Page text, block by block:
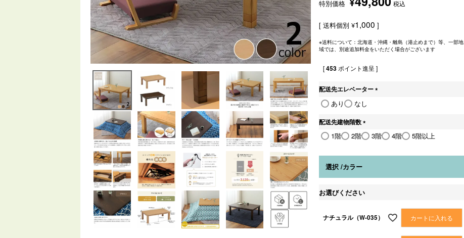
特別価格 税込
送料個別 ¥1,000
※送料について：北海道・沖縄・離島（港止めまで）等、一部地
域では、別途追加料金をいただく場合がございます
[453 ポイント進呈 ]
配送先エレベーター
あり なし
配送先建物階数
(
必
)
1階 2階 3階 4階 5階以上
選択 カラー
お選びください
ナチュラル（W-035） カートに入れる